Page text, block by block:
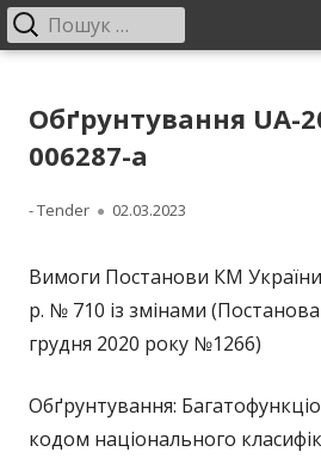
контенту
Головне
Пошук:
Обґрунтування UA-
006287-a
Автор
- Tender Опубліковано
02.03.2023
Вимоги Постанови КМ
р. № 710 із змінами
грудня 2020 року №1266)
Обґрунтування:
кодом національного